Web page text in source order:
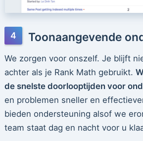
Toonaangevende
We zorgen voor onszelf. Je blijft
achter als je Rank Math gebruikt.
de snelste doorlooptijden voor
en problemen sneller en
bieden ondersteuning alsof we
team staat dag en nacht voor u